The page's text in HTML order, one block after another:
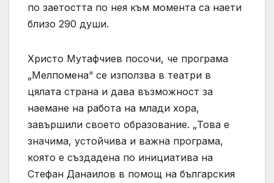
по заетостта по нея към момента са наети
близо 290 души.
Христо Мутафчиев посочи, че програма
„Мелпомена“ се използва в театри в
цялата страна и дава възможност за
наемане на работа на млади хора,
завършили своето образование. „Това е
значима, устойчива и важна програма,
която е създадена по инициатива на
Стефан Данаилов в помощ на българския